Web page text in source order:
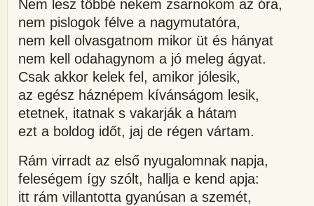
Nem lesz többé nekem zsarnokom az óra,
nem pislogok félve a nagymutatóra,
nem kell olvasgatnom mikor üt és hányat
nem kell odahagynom a jó meleg ágyat.
Csak akkor kelek fel, amikor jólesik,
az egész háznépem kívánságom lesik,
etetnek, itatnak s vakarják a hátam
ezt a boldog időt, jaj de régen vártam.
Rám virradt az első nyugalomnak napja,
feleségem így szólt, hallja e kend apja:
itt rám villantotta gyanúsan a szemét,